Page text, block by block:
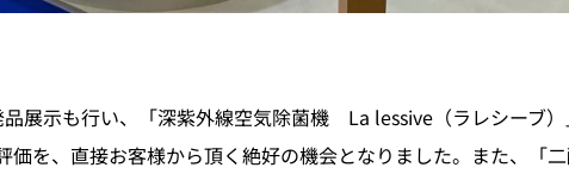
展示も行い、「深紫外線空気除菌機 La lessive（ラレシーブ
価を、直接お客様から頂く絶好の機会となりました。また、